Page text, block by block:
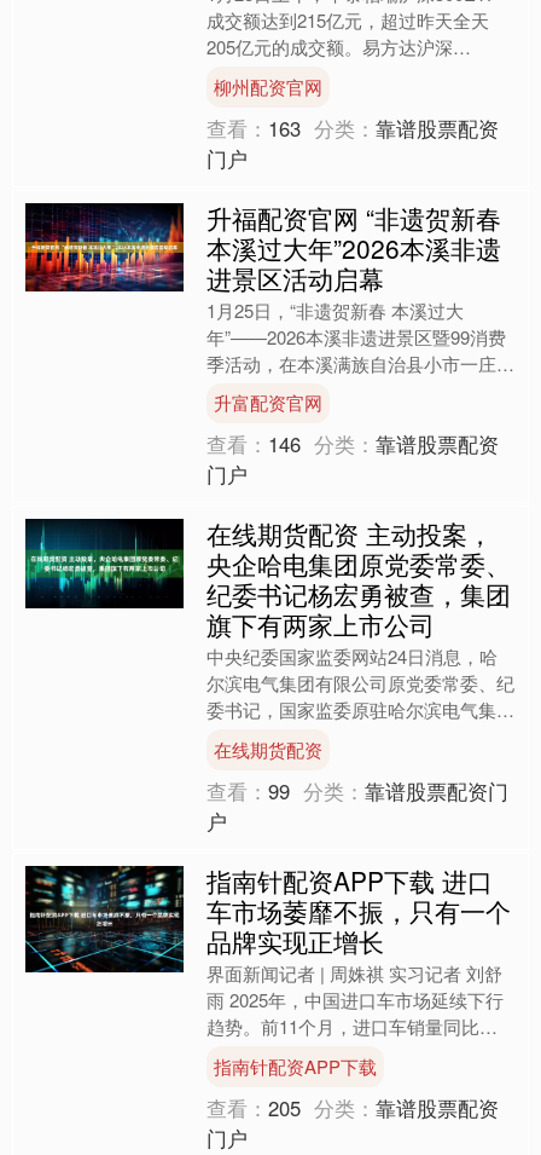
成交额达到215亿元，超过昨天全天
205亿元的成交额。易方达沪深
300ETF成交额为164亿元，也超过昨
天全天135亿元....
柳州配资官网
查看： 163 分类：靠谱股票配资
门户
升福配资官网 “非遗贺新春
本溪过大年”2026本溪非遗
进景区活动启幕
1月25日，“非遗贺新春 本溪过大
年”——2026本溪非遗进景区暨99消费
季活动，在本溪满族自治县小市一庄景
区盛大启幕。本次活动由本溪市商务
局、本溪市文化旅游和....
升富配资官网
查看： 146 分类：靠谱股票配资
门户
在线期货配资 主动投案，
央企哈电集团原党委常委、
纪委书记杨宏勇被查，集团
旗下有两家上市公司
中央纪委国家监委网站24日消息，哈
尔滨电气集团有限公司原党委常委、纪
委书记，国家监委原驻哈尔滨电气集团
有限公司监察专员杨宏勇涉嫌严重违纪
违法，主动投案，目前正接....
在线期货配资
查看：99 分类：靠谱股票配资门
户
指南针配资APP下载 进口
车市场萎靡不振，只有一个
品牌实现正增长
界面新闻记者 | 周姝祺 实习记者 刘舒
雨 2025年，中国进口车市场延续下行
趋势。前11个月，进口车销量同比下
降接近三成，市场规模已不足十年前高
点的一半。对多....
指南针配资APP下载
查看：205 分类：靠谱股票配资
门户